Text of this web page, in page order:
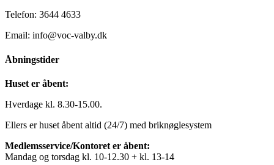
Telefon: 3644 4633
Email: info@voc-valby.dk
Åbningstider
Huset er åbent:
Hverdage kl. 8.30-15.00.
Ellers er huset åbent altid (24/7) med briknøglesystem
Medlemsservice/Kontoret er åbent:
Mandag og torsdag kl. 10-12.30 + kl. 13-14